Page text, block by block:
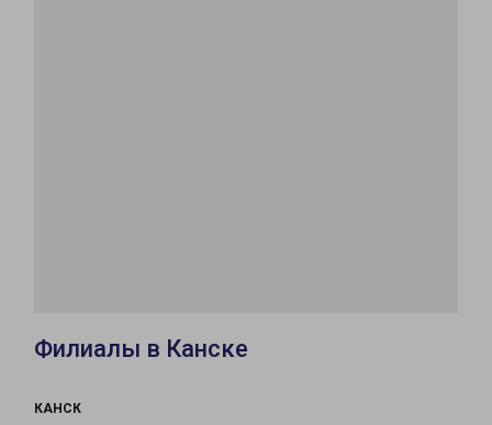
Филиалы в Канске
КАНСК